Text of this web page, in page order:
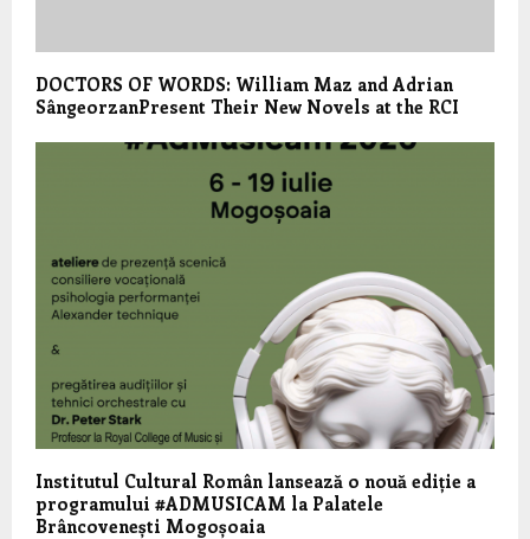
DOCTORS OF WORDS: William Maz and Adrian
SângeorzanPresent Their New Novels at the RCI
Institutul Cultural Român lansează o nouă ediție a
programului #ADMUSICAM la Palatele
Brâncovenești Mogoșoaia